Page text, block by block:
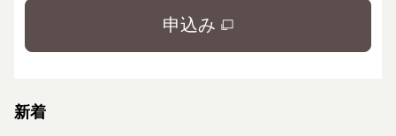
申込み
新着